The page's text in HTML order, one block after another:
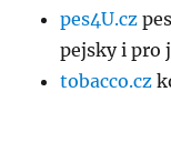
pes4U.cz
pejsky i pro
tobacco.cz